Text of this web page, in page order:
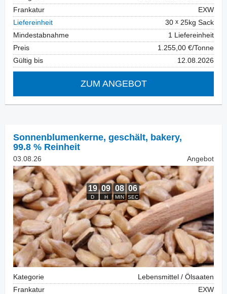
Frankatur
EXW
Liefereinheit
30
25kg Sack
Mindestabnahme
1 Liefereinheit
Preis
1.255,00 €/Tonne
Gültig bis
12.08.2026
ZUM ANGEBOT
Sonnenblumenkerne, geschält, bakery,
99.8 % Reinheit
03.08.26 Angebot
Kategorie
Lebensmittel / Ölsaaten
Frankatur
EXW